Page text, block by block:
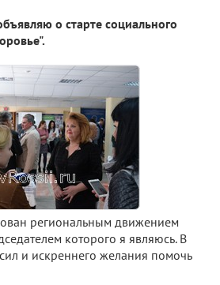
о старте социального
региональным движением
которого я являюсь. В
и искреннего желания помочь